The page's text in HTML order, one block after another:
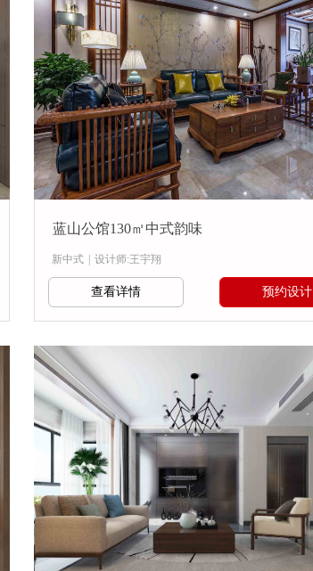
蓝山公馆130㎡中式韵味
新中式 设计师:王宇翔
查看详情 预约设计